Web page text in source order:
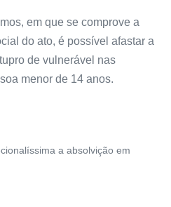
em que se comprove a
do ato, é possível afastar a
de vulnerável nas
menor de 14 anos.
a absolvição em